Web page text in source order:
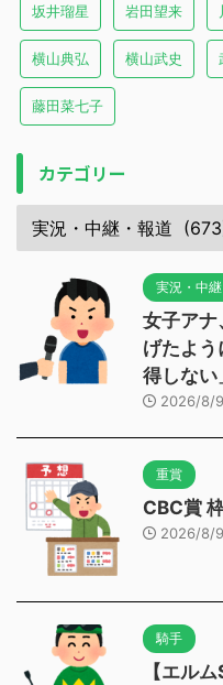
坂井瑠星 岩田望来
横山典弘 横山武史
藤田菜七子
カテゴリー
実況・中
女子アナ
げたよう
得しない
2026/8/9
重賞
CBC賞
2026/8/9
騎手
【エル